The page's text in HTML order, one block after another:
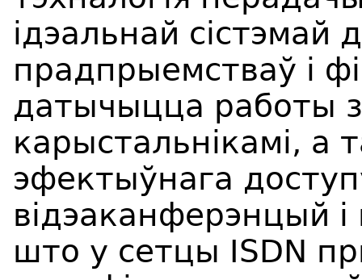
ідэальнай сістэмай
прадпрыемстваў і
датычыцца работы
карыстальнікамі, а
эфектыўнага
відэаканферэнцый
што у сетцы ISDN